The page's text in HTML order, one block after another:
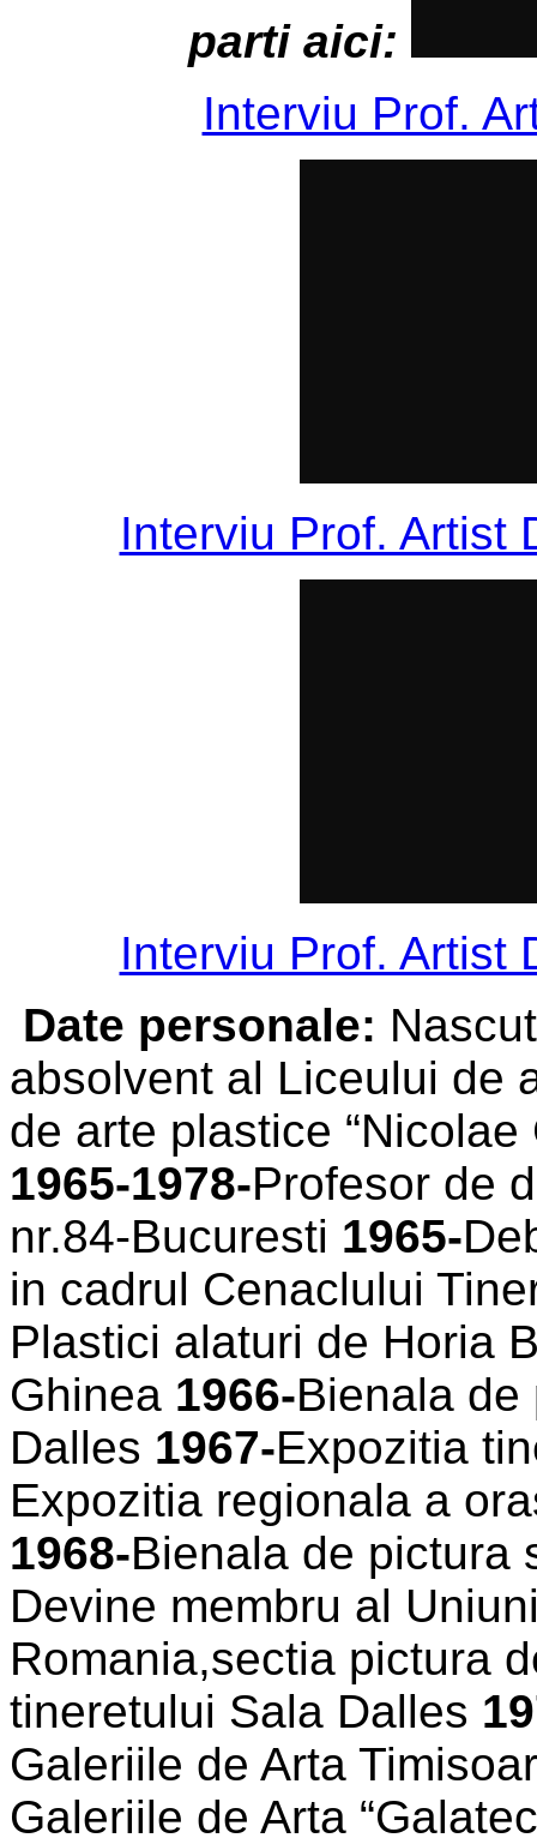
parti aici:
Interviu Prof.
Interviu Prof. Artist
Interviu Prof. Artist
Date personale:
absolvent al Liceului de
de arte plastice
1965-1978-Profesor de
nr.84-Bucuresti 1965-
in cadrul Cenaclului
Plastici alaturi de Horia
Ghinea 1966-Bienala
Dalles 1967-Expozitia
Expozitia regionala a
1968-Bienala de
Devine membru al
Romania,sectia pictura
tineretului Sala Dalles
Galeriile de Arta
Galeriile de Arta